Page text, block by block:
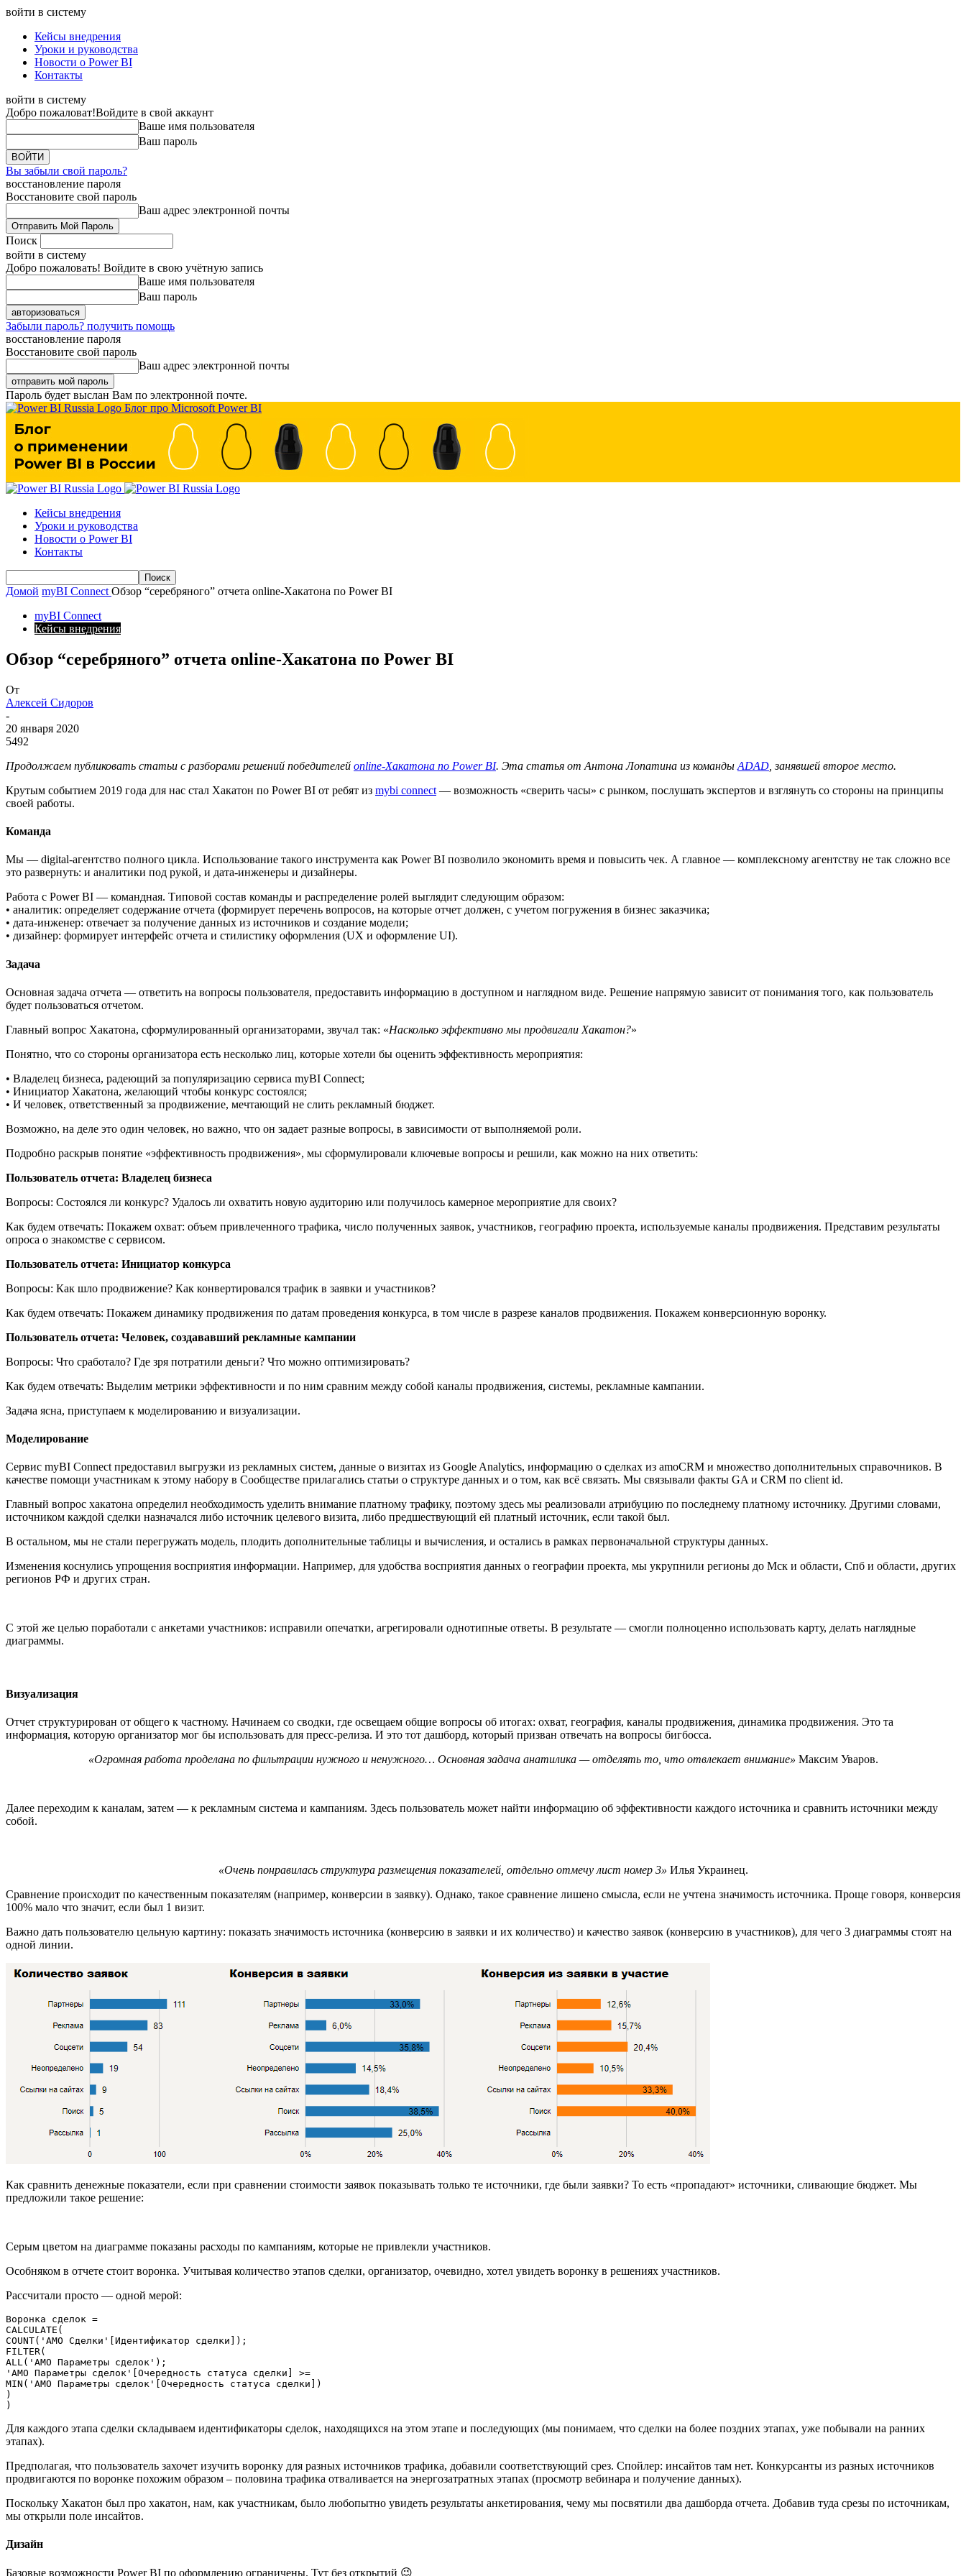
войти в систему
Кейсы внедрения
Уроки и руководства
Новости о Power BI
Контакты
войти в систему
Добро пожаловат!Войдите в свой аккаунт
Ваше имя пользователя
Ваш пароль
Вы забыли свой пароль?
восстановление пароля
Восстановите свой пароль
Ваш адрес электронной почты
Поиск
войти в систему
Добро пожаловать! Войдите в свою учётную запись
Ваше имя пользователя
Ваш пароль
Забыли пароль? получить помощь
восстановление пароля
Восстановите свой пароль
Ваш адрес электронной почты
Пароль будет выслан Вам по электронной почте.
Блог про Microsoft Power BI
Кейсы внедрения
Уроки и руководства
Новости о Power BI
Контакты
Домой myBI Connect Обзор “серебряного” отчета online-Хакатона по Power BI
myBI Connect
Кейсы внедрения
Обзор “серебряного” отчета online-Хакатона по Power BI
От
Алексей Сидоров
-
20 января 2020
5492
Продолжаем публиковать статьи с разборами решений победителей online-Хакатона по Power BI. Эта статья от Антона Лопатина из команды ADAD , занявшей второе место.
Крутым событием 2019 года для нас стал Хакатон по Power BI от ребят из mybi сonnect — возможность «сверить часы» с рынком, послушать экспертов и взглянуть со стороны на принципы
своей работы.
Команда
Мы — digital-агентство полного цикла. Использование такого инструмента как Power BI позволило экономить время и повысить чек. А главное — комплексному агентству не так сложно все
это развернуть: и аналитики под рукой, и дата-инженеры и дизайнеры.
Работа с Power BI — командная. Типовой состав команды и распределение ролей выглядит следующим образом:
• аналитик: определяет содержание отчета (формирует перечень вопросов, на которые отчет должен, с учетом погружения в бизнес заказчика;
• дата-инженер: отвечает за получение данных из источников и создание модели;
• дизайнер: формирует интерфейс отчета и стилистику оформления (UX и оформление UI).
Задача
Основная задача отчета — ответить на вопросы пользователя, предоставить информацию в доступном и наглядном виде. Решение напрямую зависит от понимания того, как пользователь
будет пользоваться отчетом.
Главный вопрос Хакатона, сформулированный организаторами, звучал так: «Насколько эффективно мы продвигали Хакатон?»
Понятно, что со стороны организатора есть несколько лиц, которые хотели бы оценить эффективность мероприятия:
• Владелец бизнеса, радеющий за популяризацию сервиса myBI Connect;
• Инициатор Хакатона, желающий чтобы конкурс состоялся;
• И человек, ответственный за продвижение, мечтающий не слить рекламный бюджет.
Возможно, на деле это один человек, но важно, что он задает разные вопросы, в зависимости от выполняемой роли.
Подробно раскрыв понятие «эффективность продвижения», мы сформулировали ключевые вопросы и решили, как можно на них ответить:
Пользователь отчета: Владелец бизнеса
Вопросы: Состоялся ли конкурс? Удалось ли охватить новую аудиторию или получилось камерное мероприятие для своих?
Как будем отвечать: Покажем охват: объем привлеченного трафика, число полученных заявок, участников, географию проекта, используемые каналы продвижения. Представим результаты
опроса о знакомстве с сервисом.
Пользователь отчета: Инициатор конкурса
Вопросы: Как шло продвижение? Как конвертировался трафик в заявки и участников?
Как будем отвечать: Покажем динамику продвижения по датам проведения конкурса, в том числе в разрезе каналов продвижения. Покажем конверсионную воронку.
Пользователь отчета: Человек, создававший рекламные кампании
Вопросы: Что сработало? Где зря потратили деньги? Что можно оптимизировать?
Как будем отвечать: Выделим метрики эффективности и по ним сравним между собой каналы продвижения, системы, рекламные кампании.
Задача ясна, приступаем к моделированию и визуализации.
Моделирование
Сервис myBI Connect предоставил выгрузки из рекламных систем, данные о визитах из Google Analytics, информацию о сделках из amoCRM и множество дополнительных справочников. В
качестве помощи участникам к этому набору в Сообществе прилагались статьи о структуре данных и о том, как всё связать. Мы связывали факты GA и CRM по client id.
Главный вопрос хакатона определил необходимость уделить внимание платному трафику, поэтому здесь мы реализовали атрибуцию по последнему платному источнику. Другими словами,
источником каждой сделки назначался либо источник целевого визита, либо предшествующий ей платный источник, если такой был.
В остальном, мы не стали перегружать модель, плодить дополнительные таблицы и вычисления, и остались в рамках первоначальной структуры данных.
Изменения коснулись упрощения восприятия информации. Например, для удобства восприятия данных о географии проекта, мы укрупнили регионы до Мск и области, Спб и области, других
регионов РФ и других стран.
С этой же целью поработали с анкетами участников: исправили опечатки, агрегировали однотипные ответы. В результате — смогли полноценно использовать карту, делать наглядные
диаграммы.
Визуализация
Отчет структурирован от общего к частному. Начинаем со сводки, где освещаем общие вопросы об итогах: охват, география, каналы продвижения, динамика продвижения. Это та
информация, которую организатор мог бы использовать для пресс-релиза. И это тот дашборд, который призван отвечать на вопросы бигбосса.
«Огромная работа проделана по фильтрации нужного и ненужного… Основная задача анатилика — отделять то, что отвлекает внимание» Максим Уваров.
Далее переходим к каналам, затем — к рекламным система и кампаниям. Здесь пользователь может найти информацию об эффективности каждого источника и сравнить источники между
собой.
«Очень понравилась структура размещения показателей, отдельно отмечу лист номер 3» Илья Украинец.
Сравнение происходит по качественным показателям (например, конверсии в заявку). Однако, такое сравнение лишено смысла, если не учтена значимость источника. Проще говоря, конверсия
100% мало что значит, если был 1 визит.
Важно дать пользователю цельную картину: показать значимость источника (конверсию в заявки и их количество) и качество заявок (конверсию в участников), для чего 3 диаграммы стоят на
одной линии.
Как сравнить денежные показатели, если при сравнении стоимости заявок показывать только те источники, где были заявки? То есть «пропадают» источники, сливающие бюджет. Мы
предложили такое решение:
Серым цветом на диаграмме показаны расходы по кампаниям, которые не привлекли участников.
Особняком в отчете стоит воронка. Учитывая количество этапов сделки, организатор, очевидно, хотел увидеть воронку в решениях участников.
Рассчитали просто — одной мерой:
Воронка сделок =
CALCULATE(
COUNT('AMO Сделки'[Идентификатор сделки]);
FILTER(
ALL('AMO Параметры сделок');
'AMO Параметры сделок'[Очередность статуса сделки] >=
MIN('AMO Параметры сделок'[Очередность статуса сделки])
)
)
Для каждого этапа сделки складываем идентификаторы сделок, находящихся на этом этапе и последующих (мы понимаем, что сделки на более поздних этапах, уже побывали на ранних
этапах).
Предполагая, что пользователь захочет изучить воронку для разных источников трафика, добавили соответствующий срез. Спойлер: инсайтов там нет. Конкурсанты из разных источников
продвигаются по воронке похожим образом – половина трафика отваливается на энергозатратных этапах (просмотр вебинара и получение данных).
Поскольку Хакатон был про хакатон, нам, как участникам, было любопытно увидеть результаты анкетирования, чему мы посвятили два дашборда отчета. Добавив туда срезы по источникам,
мы открыли поле инсайтов.
Дизайн
Базовые возможности Power BI по оформлению ограничены. Тут без открытий 😉